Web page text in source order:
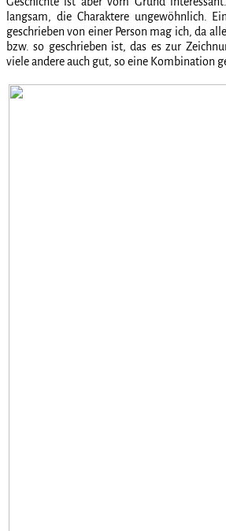
langsam, die Charaktere ungewöhnlich.
geschrieben von einer Person mag ich, da
bzw. so geschrieben ist, das es zur
viele andere auch gut, so eine Kombination